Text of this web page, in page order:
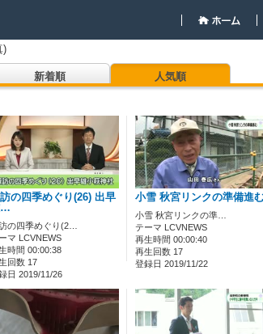
)
新着順
人気順
の四季めぐり(26) 出早
…
の四季めぐり(2…
マ LCVNEWS
時間 00:00:38
回数 17
日 2019/11/26
小雪 秋宮リンクの準備進
小雪 秋宮リンクの準…
テーマ LCVNEWS
再生時間 00:00:40
再生回数 17
登録日 2019/11/22